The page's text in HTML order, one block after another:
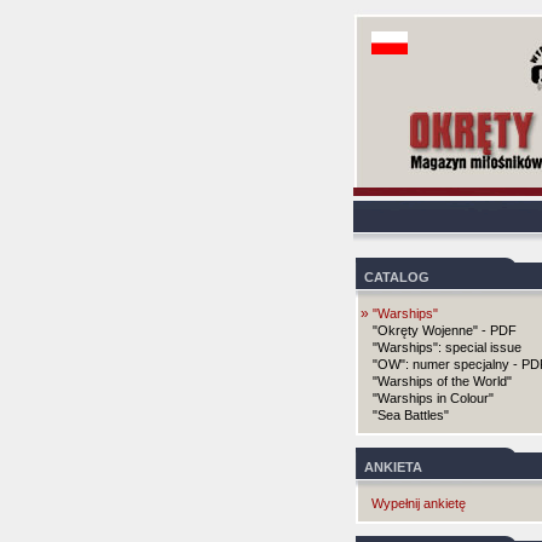
CATALOG
» "Warships"
"Okręty Wojenne" - PDF
"Warships": special issue
"OW": numer specjalny -
"Warships of the World"
"Warships in Colour"
"Sea Battles"
ANKIETA
Wypełnij ankietę